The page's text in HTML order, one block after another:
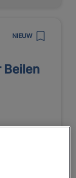
NIEUW
Beilen